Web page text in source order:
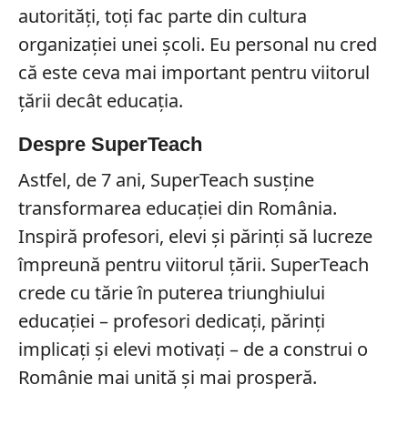
autorități, toți fac parte din cultura
organizației unei școli. Eu personal nu cred
că este ceva mai important pentru viitorul
țării decât educația.
Despre SuperTeach
Astfel, de 7 ani, SuperTeach susține
transformarea educației din România.
Inspiră profesori, elevi și părinți să lucreze
împreună pentru viitorul țării. SuperTeach
crede cu tărie în puterea triunghiului
educației – profesori dedicați, părinți
implicați și elevi motivați – de a construi o
Românie mai unită și mai prosperă.